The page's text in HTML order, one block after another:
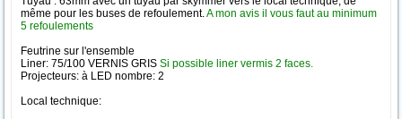
même pour les buses de refoulement.A mon avis il vous faut au minimum
5 refoulements
Feutrine sur l'ensemble
Liner: 75/100 VERNIS GRIS Si possible liner vermis 2 faces.
Projecteurs: à LED nombre: 2
Local technique: